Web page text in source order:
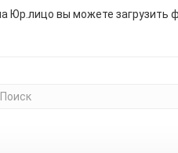
Юр.лицо вы можете загрузить